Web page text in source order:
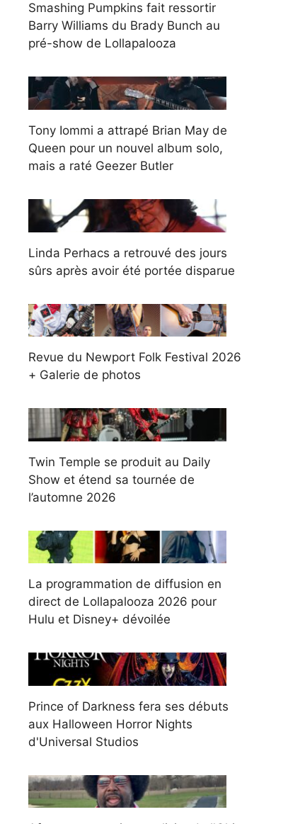
Smashing Pumpkins fait ressortir
Barry Williams du Brady Bunch au
pré-show de Lollapalooza
Tony Iommi a attrapé Brian May de
Queen pour un nouvel album solo,
mais a raté Geezer Butler
Linda Perhacs a retrouvé des jours
sûrs après avoir été portée disparue
Revue du Newport Folk Festival 2026
+ Galerie de photos
Twin Temple se produit au Daily
Show et étend sa tournée de
l’automne 2026
La programmation de diffusion en
direct de Lollapalooza 2026 pour
Hulu et Disney+ dévoilée
Prince of Darkness fera ses débuts
aux Halloween Horror Nights
d'Universal Studios